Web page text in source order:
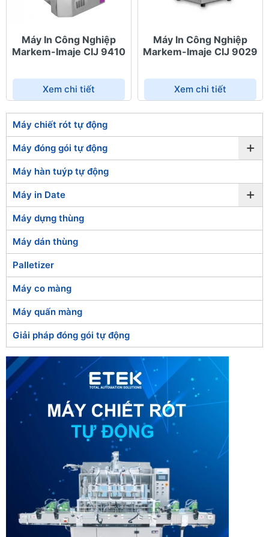
Máy In Công Nghiệp
Markem-Imaje CIJ 9410
Xem chi tiết
Máy In Công Nghiệp
Markem-Imaje CIJ 9029
Xem chi tiết
Máy chiết rót tự động
Máy đóng gói tự động +
Máy hàn tuýp tự động
Máy in Date +
Máy dựng thùng
Máy dán thùng
Palletizer
Máy co màng
Máy quấn màng
Giải pháp đóng gói tự động